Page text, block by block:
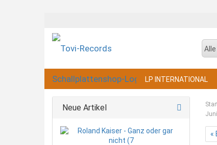
Alle
LP INTERNATIONAL
«
Neue Artikel